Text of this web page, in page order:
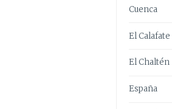
Cuenca
El Calafate
El Chaltén
España